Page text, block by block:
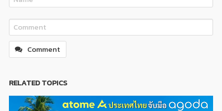
Comment
RELATED TOPICS